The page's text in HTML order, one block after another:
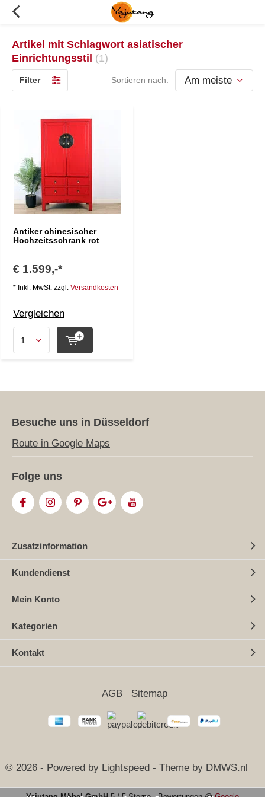
Artikel mit Schlagwort asiatischer
Einrichtungsstil (1)
Filter Sortieren nach:
Antiker chinesischer
Hochzeitsschrank rot
€ 1.599,-*
* Inkl. MwSt. zzgl. Versandkosten
Vergleichen
Besuche uns in Düsseldorf
Route in Google Maps
Folge uns
Zusatzinformation
Kundendienst
Mein Konto
Kategorien
Kontakt
© 2026 - Powered by Lightspeed - Theme by DMWS.nl
AGB Sitemap